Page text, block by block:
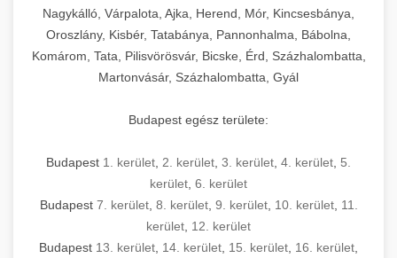
Nagykálló, Várpalota, Ajka, Herend, Mór, Kincsesbánya,
Oroszlány, Kisbér, Tatabánya, Pannonhalma, Bábolna,
Komárom, Tata, Pilisvörösvár, Bicske, Érd, Százhalombatta,
Martonvásár, Százhalombatta, Gyál
Budapest egész területe:
Budapest 1. kerület 2. kerület 3. kerület 4. kerület 5.
kerület 6. kerület
Budapest 7. kerület, 8. kerület, 9. kerület, 10. kerület, 11.
kerület 12. kerület
Budapest 13. kerület 14. kerület 15. kerület 16. kerület